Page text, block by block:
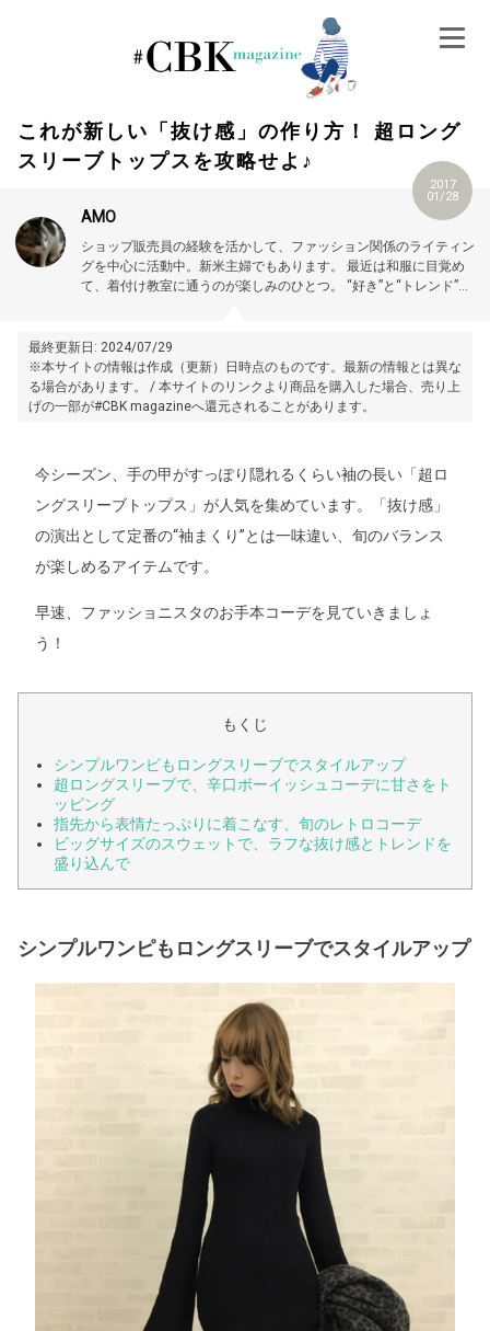
これが新しい「抜け感」の作り方！ 超ロング
スリーブトップスを攻略せよ♪
2017
01/28
AMO
ショップ販売員の経験を活かして、ファッション関係のライティン
グを中心に活動中。新米主婦でもあります。 最近は和服に目覚め
て、着付け教室に通うのが楽しみのひとつ。 “好き”と“トレンド”の
最終更新日: 2024/07/29
※本サイトの情報は作成（更新）日時点のものです。最新の情報とは異な
る場合があります。 / 本サイトのリンクより商品を購入した場合、売り上
げの一部が#CBK magazineへ還元されることがあります。
今シーズン、手の甲がすっぽり隠れるくらい袖の長い「超ロ
ングスリーブトップス」が人気を集めています。「抜け感」
の演出として定番の“袖まくり”とは一味違い、旬のバランス
が楽しめるアイテムです。
早速、ファッショニスタのお手本コーデを見ていきましょ
う！
もくじ
シンプルワンピもロングスリーブでスタイルアップ
超ロングスリーブで、辛口ボーイッシュコーデに甘さをト
ッピング
指先から表情たっぷりに着こなす、旬のレトロコーデ
ビッグサイズのスウェットで、ラフな抜け感とトレンドを
盛り込んで
シンプルワンピもロングスリーブでスタイルアップ